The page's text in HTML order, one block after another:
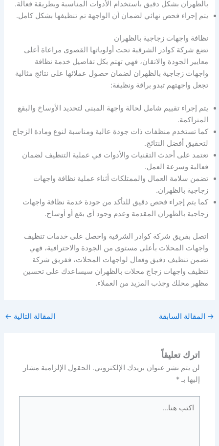
بالظهران بشكل دقيق باستخدام الأدوات المناسبة وبطريقة فعالة.
يتم إجراء فحص نهائي لضمان أن الواجهة تم تنظيفها بشكل كامل.
نظافة واجهات زجاجية بالظهران
تضع شركة كوادر الشرقية تحت أولوياتها القصوى مراعاة أعلى
معايير الجودة والاتقان، فهي تهتم بكل تفاصيل خدمة نظافة
واجهات زجاجية بالظهران لضمان حصول عملائها على نتائج مثالية
تجعل واجهتهم تبدو براقة ونظيفة:
يتم إجراء تقييم شامل لحالة واجهة المبنى لتحديد الأوساخ والبقع
المتراكمة.
كما تستخدم منظفات ذات جودة عالية ومناسبة لنوع ومادة الزجاج
لتحقيق أفضل النتائج.
تعتمد على أحدث التقنيات والأدوات في عملية التنظيف لضمان
فعالية وسرعة العمل.
تضمن سلامة العمال والممتلكات أثناء عملية نظافة واجهات
زجاجية بالظهران.
كما يتم إجراء فحص دقيق للتأكد من جودة خدمة نظافة واجهات
زجاجية بالظهران المقدمة وعدم وجود أي بقع أو أوساخ.
اتصل بفريق شركة كوادر الشرقية واحصل على خدمات تنظيف
واجهات المحلات بأعلى مستوى من الجودة والاحترافية، فهي
تضمن تنظيف دقيق وفعال لواجهات المحلات، ففريق شركة
تنظيف واجهات زجاج محلات بالظهران سيساعدك على تحسين
مظهر محلك وجذب المزيد من العملاء.
→ المقالة السابقة المقالة التالية ←
اترك تعليقاً
لن يتم نشر عنوان بريدك الإلكتروني. الحقول الإلزامية مشار
إليها بـ*
هنا...